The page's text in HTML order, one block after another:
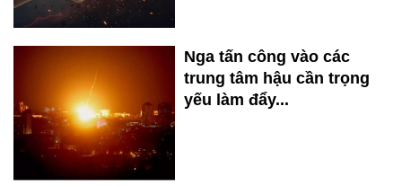
Nga tấn công vào các
trung tâm hậu cần trọng
yếu làm đẩy...